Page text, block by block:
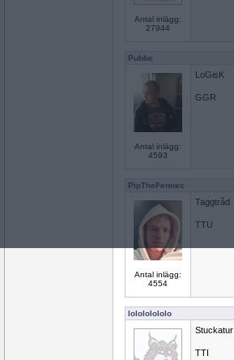
Antal inlägg:
27944
Pubbe
Antal inlägg:
4593
LoGisK
GGR
PipTheFennec
Antal inlägg:
4554
Taggtråd
TTU
lolololololo
Stuckatur
TTI